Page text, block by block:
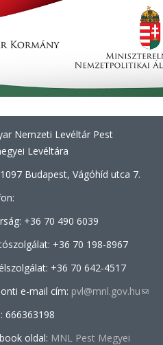
Nemzeti Levéltár Pest
Levéltára
Budapest, Vágóhíd utca 7.
+36 70 490 6039
+36 70 198-8967
+36 70642-4517
e-mail cím: pvl@mnl.gov.hu(link
666363198
oldal: MNL Pest Megyei